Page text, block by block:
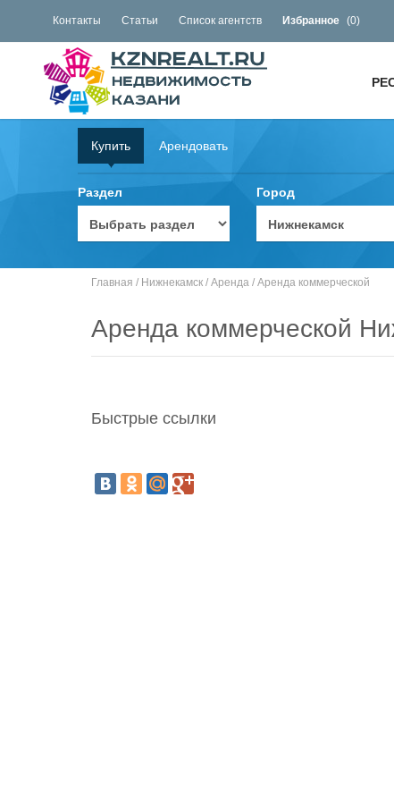
Контакты Статьи Список агентств Избранное (0)
Купить Арендовать
Раздел Город
Главная / Нижнекамск / Аренда / Аренда коммерческой
Аренда коммерческой
Быстрые ссылки